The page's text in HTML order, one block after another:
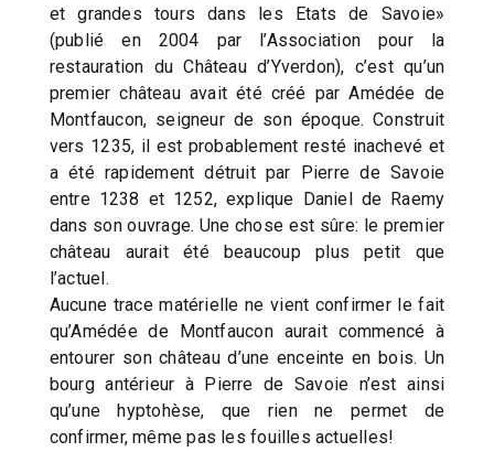
et grandes tours dans les Etats de Savoie»
(publié en 2004 par l’Association pour la
restauration du Château d’Yverdon), c’est qu’un
premier château avait été créé par Amédée de
Montfaucon, seigneur de son époque. Construit
vers 1235, il est probablement resté inachevé et
a été rapidement détruit par Pierre de Savoie
entre 1238 et 1252, explique Daniel de Raemy
dans son ouvrage. Une chose est sûre: le premier
château aurait été beaucoup plus petit que
l’actuel.
Aucune trace matérielle ne vient confirmer le fait
qu’Amédée de Montfaucon aurait commencé à
entourer son château d’une enceinte en bois. Un
bourg antérieur à Pierre de Savoie n’est ainsi
qu’une hyptohèse, que rien ne permet de
confirmer, même pas les fouilles actuelles!